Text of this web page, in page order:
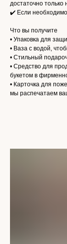
достаточно
✔️ Если
Что вы получите
• Упаковка для
• Ваза с водой,
• Стильный
• Средство для
букетом в
• Карточка для
мы распечатаем